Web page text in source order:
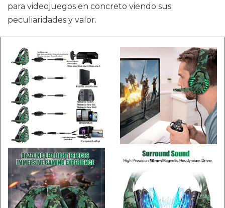
para videojuegos en concreto viendo sus
peculiaridades y valor.